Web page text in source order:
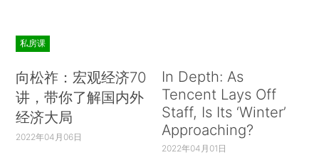
私房课
向松祚：宏观经济70
讲，带你了解国内外
经济大局
2022年04月06日
In Depth: As
Tencent Lays Off
Staff, Is Its ‘Winter’
Approaching?
2022年04月01日